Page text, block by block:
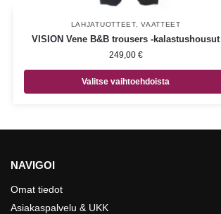
LAHJATUOTTEET,VAATTEET
VISION Vene B&B trousers -kalastushousut
249,00 €
Valitse vaihtoehdoista
NAVIGOI
Omat tiedot
Asiakaspalvelu & UKK